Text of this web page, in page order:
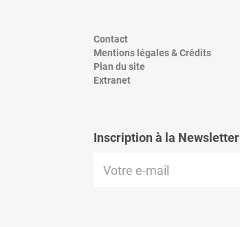
Contact
Mentions légales & Crédits
Plan du site
Extranet
Inscription à la Newsletter